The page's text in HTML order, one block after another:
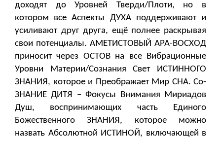
доходят до Уровней Тверди/Плоти, но в
котором все Аспекты ДУХА поддерживают и
усиливают друг друга, ещё полнее раскрывая
свои потенциалы. АМЕТИСТОВЫЙ АРА-ВОСХОД
приносит через ОСТОВ на все Вибрационные
Уровни Материи/Сознания Свет ИСТИННОГО
ЗНАНИЯ, которое и Преображает Мир СНА. Со-
ЗНАНИЕ ДИТЯ – Фокусы Внимания Мириадов
Душ, воспринимающих часть Единого
Божественного ЗНАНИЯ, которое можно
назвать Абсолютной ИСТИНОЙ, включающей в